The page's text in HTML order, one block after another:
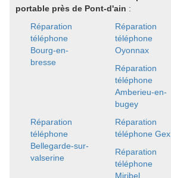
portable près de Pont-d'ain :
Réparation
téléphone
Bourg-en-
bresse
Réparation
téléphone
Oyonnax
Réparation
téléphone
Amberieu-en-
bugey
Réparation
téléphone
Bellegarde-sur-
valserine
Réparation
téléphone Gex
Réparation
téléphone
Miribel